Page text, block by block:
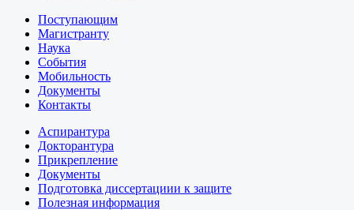
Поступающим
Магистранту
Наука
События
Мобильность
Документы
Контакты
Аспирантура
Докторантура
Прикрепление
Документы
Подготовка диссертациии к защите
Полезная информация